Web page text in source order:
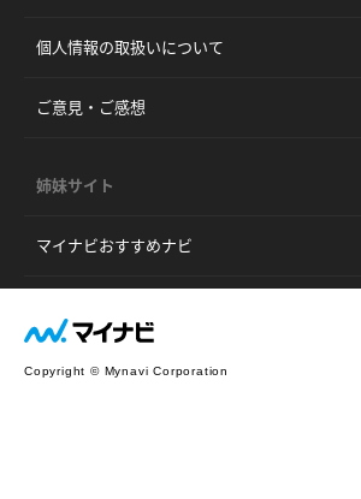
個人情報の取扱いについて
ご意見・ご感想
姉妹サイト
マイナビおすすめナビ
Copyright © Mynavi Corporation